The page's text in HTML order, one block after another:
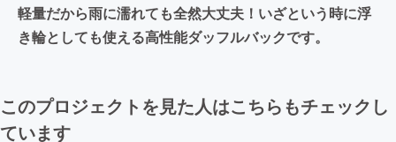
軽量だから雨に濡れても全然大丈夫！いざという時に浮
き輪としても使える高性能ダッフルバックです。
このプロジェクトを見た人はこちらもチェックし
ています